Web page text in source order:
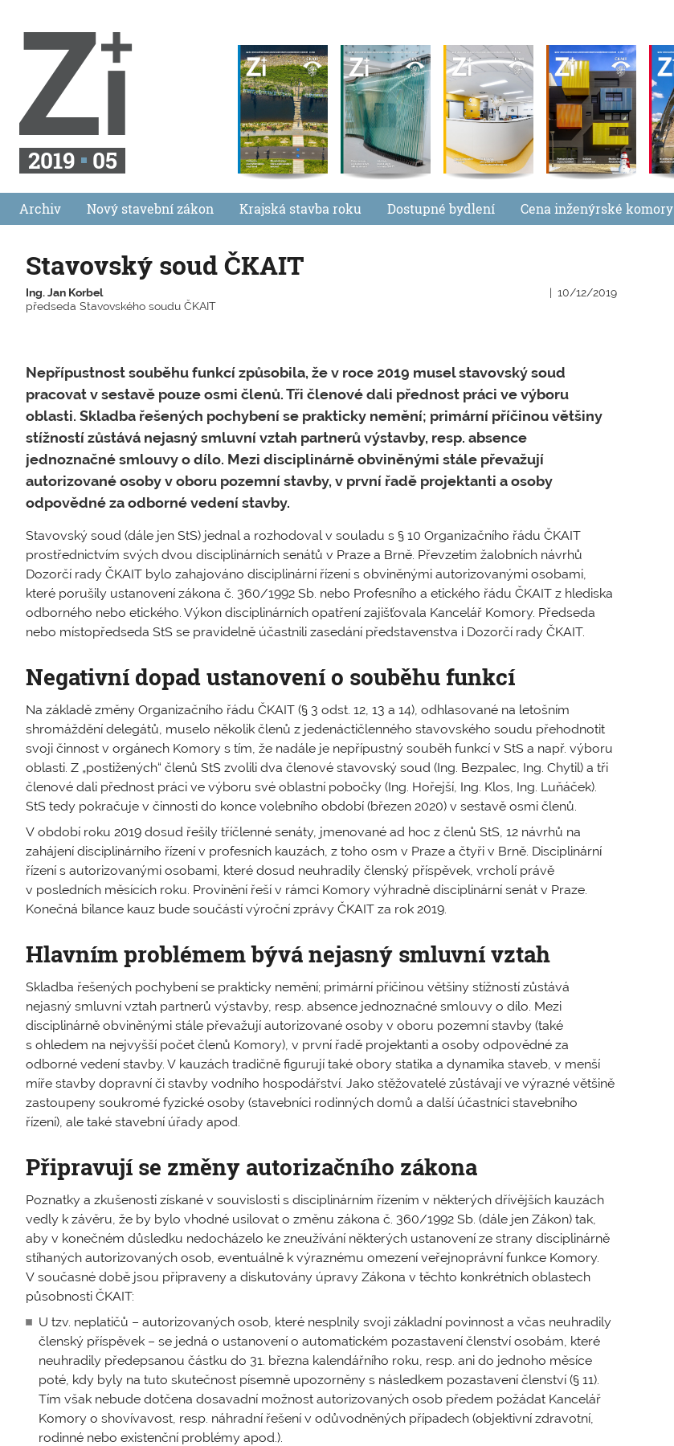
2019 05
Archiv Nový stavební zákon Krajská stavba roku Dostupné bydlení Cena inženýrské komory
Stavovský soud ČKAIT
Ing. Jan Korbel
předseda Stavovského soudu ČKAIT
10/12/2019
Nepřípustnost souběhu funkcí způsobila, že v roce 2019 musel stavovský soud
pracovat v sestavě pouze osmi členů. Tři členové dali přednost práci ve výboru
oblasti. Skladba řešených pochybení se prakticky nemění; primární příčinou většiny
stížností zůstává nejasný smluvní vztah partnerů výstavby, resp. absence
jednoznačné smlouvy o dílo. Mezi disciplinárně obviněnými stále převažují
autorizované osoby v oboru pozemní stavby, v první řadě projektanti a osoby
odpovědné za odborné vedení stavby.
Stavovský soud (dále jen StS) jednal a rozhodoval v souladu s § 10 Organizačního řádu ČKAIT
prostřednictvím svých dvou disciplinárních senátů v Praze a Brně. Převzetím žalobních návrhů
Dozorčí rady ČKAIT bylo zahajováno disciplinární řízení s obviněnými autorizovanými osobami,
které porušily ustanovení zákona č. 360/1992 Sb. nebo Profesního a etického řádu ČKAIT z hlediska
odborného nebo etického. Výkon disciplinárních opatření zajišťovala Kancelář Komory. Předseda
nebo místopředseda StS se pravidelně účastnili zasedání představenstva i Dozorčí rady ČKAIT.
Negativní dopad ustanovení o souběhu funkcí
Na základě změny Organizačního řádu ČKAIT (§ 3 odst. 12, 13 a 14), odhlasované na letošním
shromáždění delegátů, muselo několik členů z jedenáctičlenného stavovského soudu přehodnotit
svoji činnost v orgánech Komory s tím, že nadále je nepřípustný souběh funkcí v StS a např. výboru
oblasti. Z „postižených“ členů StS zvolili dva členové stavovský soud (Ing. Bezpalec, Ing. Chytil) a tři
členové dali přednost práci ve výboru své oblastní pobočky (Ing. Hořejší, Ing. Klos, Ing. Luňáček).
StS tedy pokračuje v činnosti do konce volebního období (březen 2020) v sestavě osmi členů.
V období roku 2019 dosud řešily tříčlenné senáty, jmenované ad hoc z členů StS, 12 návrhů na
zahájení disciplinárního řízení v profesních kauzách, z toho osm v Praze a čtyři v Brně. Disciplinární
řízení s autorizovanými osobami, které dosud neuhradily členský příspěvek, vrcholí právě
v posledních měsících roku. Provinění řeší v rámci Komory výhradně disciplinární senát v Praze.
Konečná bilance kauz bude součástí výroční zprávy ČKAIT za rok 2019.
Hlavním problémem bývá nejasný smluvní vztah
Skladba řešených pochybení se prakticky nemění; primární příčinou většiny stížností zůstává
nejasný smluvní vztah partnerů výstavby, resp. absence jednoznačné smlouvy o dílo. Mezi
disciplinárně obviněnými stále převažují autorizované osoby v oboru pozemní stavby (také
s ohledem na nejvyšší počet členů Komory), v první řadě projektanti a osoby odpovědné za
odborné vedení stavby. V kauzách tradičně figurují také obory statika a dynamika staveb, v menší
míře stavby dopravní či stavby vodního hospodářství. Jako stěžovatelé zůstávají ve výrazné většině
zastoupeny soukromé fyzické osoby (stavebníci rodinných domů a další účastníci stavebního
řízení), ale také stavební úřady apod.
Připravují se změny autorizačního zákona
Poznatky a zkušenosti získané v souvislosti s disciplinárním řízením v některých dřívějších kauzách
vedly k závěru, že by bylo vhodné usilovat o změnu zákona č. 360/1992 Sb. (dále jen Zákon) tak,
aby v konečném důsledku nedocházelo ke zneužívání některých ustanovení ze strany disciplinárně
stíhaných autorizovaných osob, eventuálně k výraznému omezení veřejnoprávní funkce Komory.
V současné době jsou připraveny a diskutovány úpravy Zákona v těchto konkrétních oblastech
působnosti ČKAIT:
U tzv. neplatičů – autorizovaných osob, které nesplnily svoji základní povinnost a včas neuhradily
členský příspěvek – se jedná o ustanovení o automatickém pozastavení členství osobám, které
neuhradily předepsanou částku do 31. března kalendářního roku, resp. ani do jednoho měsíce
poté, kdy byly na tuto skutečnost písemně upozorněny s následkem pozastavení členství (§ 11).
Tím však nebude dotčena dosavadní možnost autorizovaných osob předem požádat Kancelář
Komory o shovívavost, resp. náhradní řešení v odůvodněných případech (objektivní zdravotní,
rodinné nebo existenční problémy apod.).